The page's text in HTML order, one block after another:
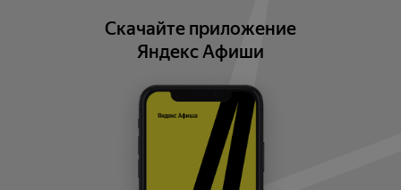
Скачайте приложение
Яндекс Афиши